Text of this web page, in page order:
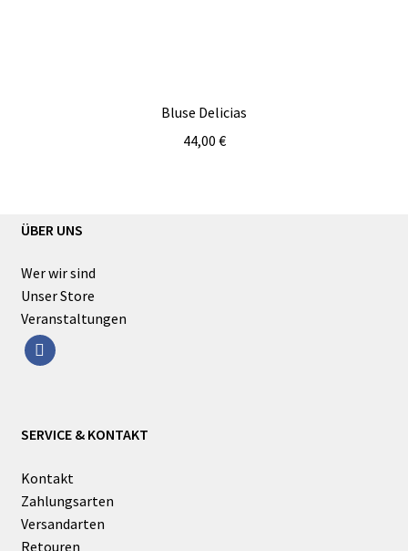
Bluse Delicias
44,00 €
ÜBER UNS
Wer wir sind
Unser Store
Veranstaltungen
facebook
SERVICE & KONTAKT
Kontakt
Zahlungsarten
Versandarten
Retouren